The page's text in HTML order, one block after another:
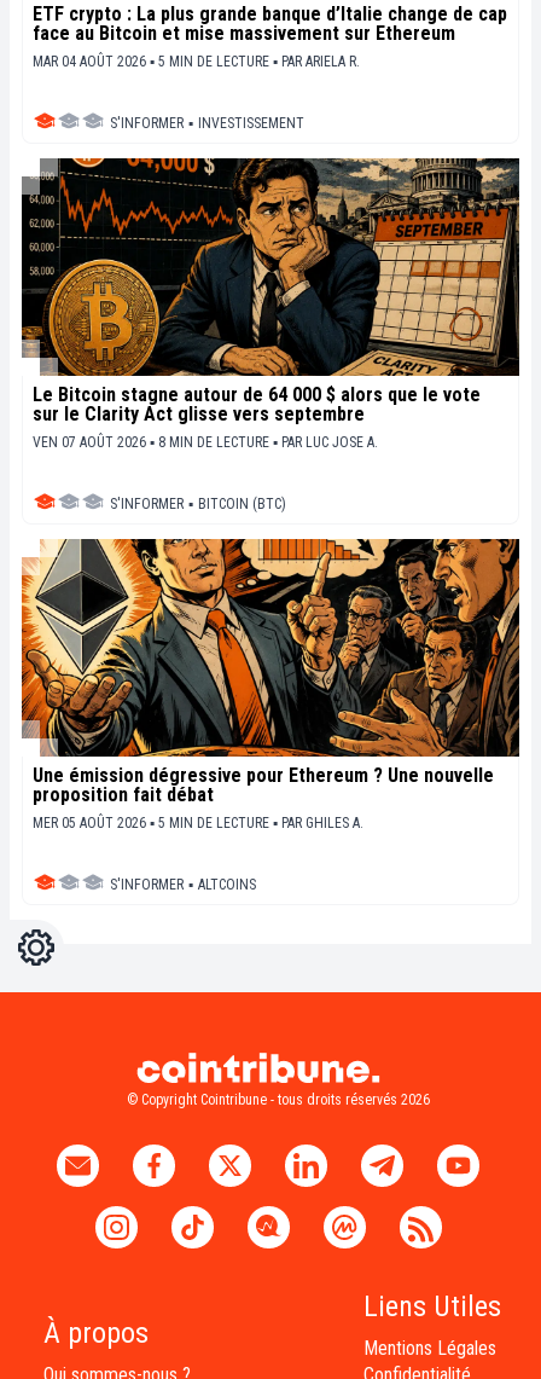
ETF crypto : La plus grande banque d’Italie change de cap
face au Bitcoin et mise massivement sur Ethereum
MAR 04 AOÛT 2026 ▪ 5 MIN DE LECTURE ▪ PAR ARIELA R.
S'INFORMER ▪ INVESTISSEMENT
Le Bitcoin stagne autour de 64 000 $ alors que le vote
sur le Clarity Act glisse vers septembre
VEN 07 AOÛT 2026 ▪ 8 MIN DE LECTURE ▪ PAR LUC JOSE A.
S'INFORMER ▪ BITCOIN (BTC)
Une émission dégressive pour Ethereum ? Une nouvelle
proposition fait débat
MER 05 AOÛT 2026 ▪ 5 MIN DE LECTURE ▪ PAR GHILES A.
S'INFORMER ▪ ALTCOINS
Réglages
© Copyright Cointribune - tous droits réservés 2026
À propos
Liens Utiles
Mentions Légales